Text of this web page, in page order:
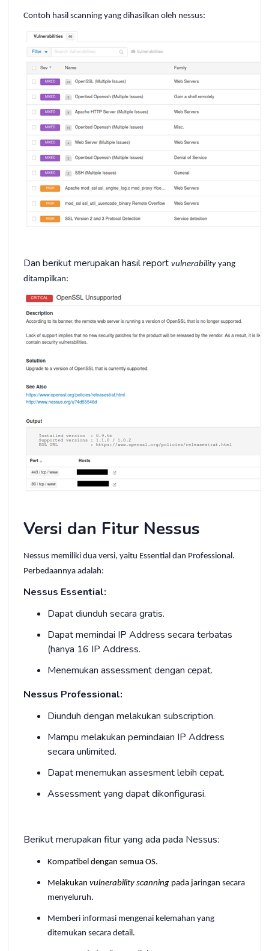
Contoh hasil scanning yang dihasilkan oleh nessus:
Dan berikut merupakan hasil report vulnerability yang
ditampilkan:
Versi dan Fitur Nessus
Nessus memiliki dua versi, yaitu Essential dan Professional.
Perbedaannya adalah:
Nessus Essential:
Dapat diunduh secara gratis.
Dapat memindai IP Address secara terbatas
(hanya 16 IP Address.
Menemukan assessment dengan cepat.
Nessus Professional:
Diunduh dengan melakukan subscription.
Mampu melakukan pemindaian IP Address
secara unlimited.
Dapat menemukan assesment lebih cepat.
Assessment yang dapat dikonfigurasi.
Berikut merupakan fitur yang ada pada Nessus:
Kompatibel dengan semua OS.
Melakukan vulnerability scanning pada jaringan secara
menyeluruh.
Memberi informasi mengenai kelemahan yang
ditemukan secara detail.